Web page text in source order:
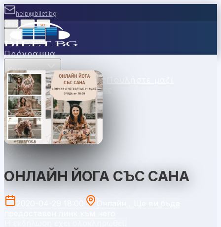
help@bilet.bg
| gr
Είσοδος
Πρόγραμμα
Κατηγορίες
ΧώροιΣημεία Πώλησης
μαςΚουπόνιαΝέαΣυχνές
ΕρωτήσειςΕπικοινωνία
София
ОНЛАЙН ЙОГА СЪС САНА